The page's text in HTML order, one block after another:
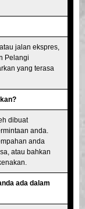
jalan ekspres,
Pelangi
yang terasa
dibuat
anda.
anda
atau bahkan
ada dalam